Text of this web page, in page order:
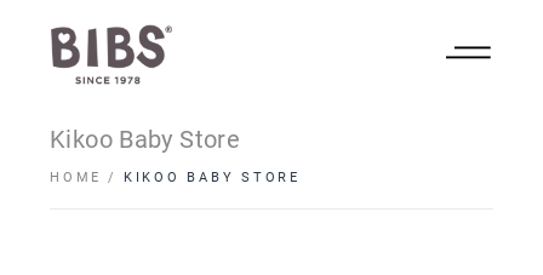
Kikoo Baby Store
HOME KIKOO BABY STORE